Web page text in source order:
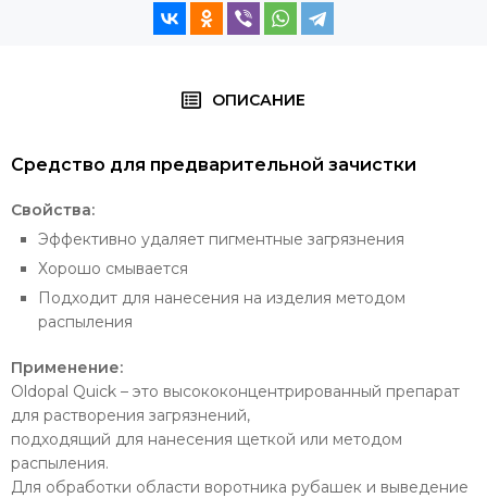
ОПИСАНИЕ
Средство для предварительной зачистки
Свойства:
Эффективно удаляет пигментные загрязнения
Хорошо смывается
Подходит для нанесения на изделия методом
распыления
Применение:
Oldopal Quick – это высококонцентрированный препарат
для растворения загрязнений,
подходящий для нанесения щеткой или методом
распыления.
Для обработки области воротника рубашек и выведение